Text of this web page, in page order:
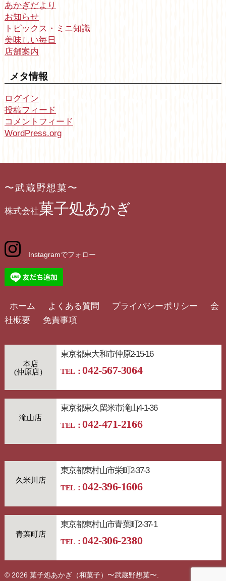
あかぎだより
お知らせ
トピックス・ミニ知識
美味しい毎日
店舗案内
メタ情報
ログイン
投稿フィード
コメントフィード
WordPress.org
〜武蔵野想菓〜
株式会社菓子処あかぎ
Instagramでフォロー
ホーム よくある質問 プライバシーポリシー
会
社概要
免責事項
本店
東京都東大和市仲原2-15-16
TEL：042-567-3064
滝山店
東京都東久留米市滝山4-1-36
TEL：042-471-2166
久米川店
東京都東村山市栄町2-37-3
TEL：042-396-1606
青葉町店
東京都東村山市青葉町2-37-1
TEL：042-306-2380
© 2026 菓子処あかぎ（和菓子）〜武蔵野想菓〜.